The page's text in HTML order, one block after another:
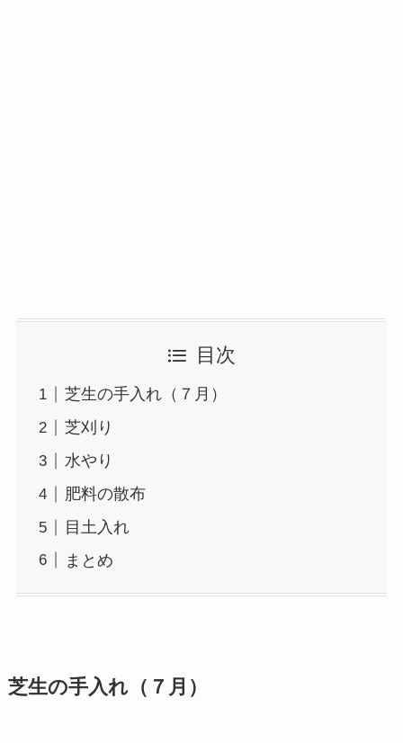
目次
芝生の手入れ（７月）
芝刈り
水やり
肥料の散布
目土入れ
まとめ
芝生の手入れ（７月）